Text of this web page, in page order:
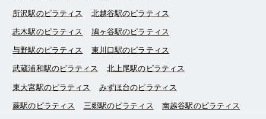
所沢駅のピラティス 北越谷駅のピラティス
志木駅のピラティス 鳩ヶ谷駅のピラティス
与野駅のピラティス 東川口駅のピラティス
武蔵浦和駅のピラティス 北上尾駅のピラティス
東大宮駅のピラティス みずほ台のピラティス
蕨駅のピラティス 三郷駅のピラティス 南越谷駅のピラティス